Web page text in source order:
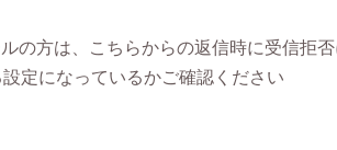
の方は、こちらからの返信時に受信拒
定になっているかご確認ください